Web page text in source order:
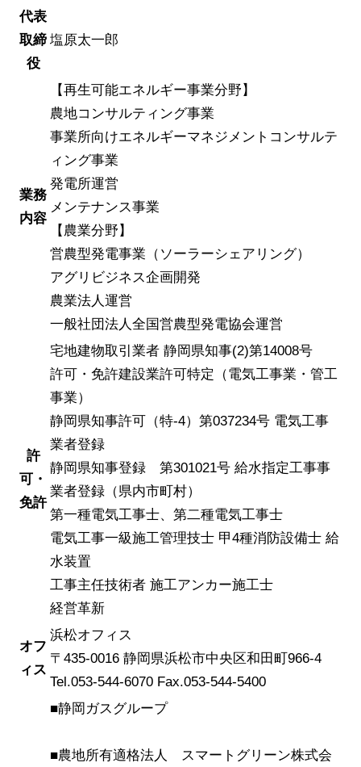
代表
取締
役
塩原太一郎
業務
内容
【再生可能エネルギー事業分野】
農地コンサルティング事業
事業所向けエネルギーマネジメントコンサルテ
ィング事業
発電所運営
メンテナンス事業
【農業分野】
営農型発電事業（ソーラーシェアリング）
アグリビジネス企画開発
農業法人運営
一般社団法人全国営農型発電協会運営
許
可・
免許
宅地建物取引業者 静岡県知事(2)第14008号
許可・免許建設業許可特定（電気工事業・管工
事業）
静岡県知事許可（特-4）第037234号 電気工事
業者登録
静岡県知事登録 第301021号 給水指定工事事
業者登録（県内市町村）
第一種電気工事士、第二種電気工事士
電気工事一級施工管理技士 甲4種消防設備士 給
水装置
工事主任技術者 施工アンカー施工士
経営革新
オフ
ィス
浜松オフィス
〒435-0016 静岡県浜松市中央区和田町966-4
Tel.053-544-6070 Fax.053-544-5400
■静岡ガスグループ
■農地所有適格法人 スマートグリーン株式会